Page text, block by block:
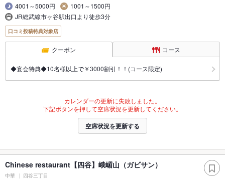
4001～5000円
1001～1500円
JR総武線市ヶ谷駅出口より徒歩3分
口コミ投稿特典対象店
クーポン コース
◆宴会特典◆10名様以上で￥3000割引！！(コース限定)
カレンダーの更新に失敗しました。
下記ボタンを押して空席状況を更新してください。
空席状況を更新する
Chinese restaurant【四谷】峨嵋山（ガビサン）
中華 四谷三丁目